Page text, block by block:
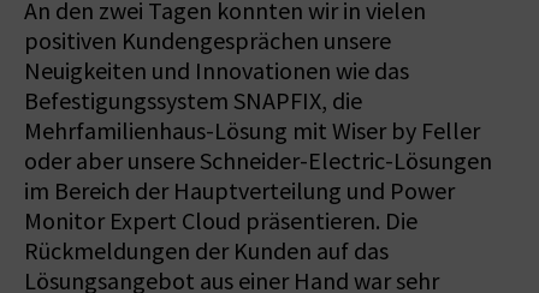
An den zwei Tagen konnten wir in vielen
positiven Kundengesprächen unsere
Neuigkeiten und Innovationen wie das
Befestigungssystem SNAPFIX, die
Mehrfamilienhaus-Lösung mit Wiser by Feller
oder aber unsere Schneider-Electric-Lösungen
im Bereich der Hauptverteilung und Power
Monitor Expert Cloud präsentieren. Die
Rückmeldungen der Kunden auf das
Lösungsangebot aus einer Hand war sehr